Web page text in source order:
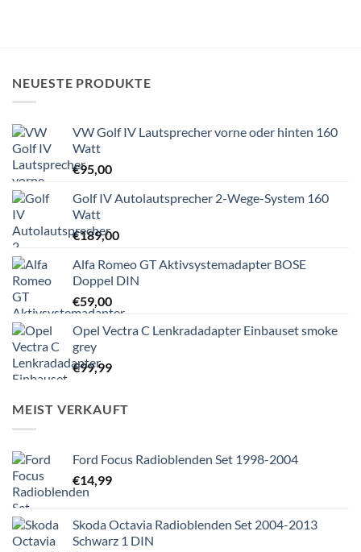
NEUESTE PRODUKTE
VW Golf IV Lautsprecher vorne oder hinten 160
Watt
€95,00
Golf IV Autolautsprecher 2-Wege-System 160
Watt
€189,00
Alfa Romeo GT Aktivsystemadapter BOSE
Doppel DIN
€59,00
Opel Vectra C Lenkradadapter Einbauset smoke
grey
€99,99
MEIST VERKAUFT
Ford Focus Radioblenden Set 1998-2004
€14,99
Skoda Octavia Radioblenden Set 2004-2013
Schwarz 1 DIN